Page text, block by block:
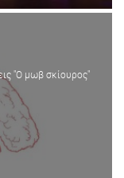
"Ο μωβ σκίουρος"